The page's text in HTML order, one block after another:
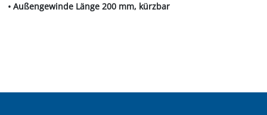
• Außengewinde Länge 200 mm, kürzbar